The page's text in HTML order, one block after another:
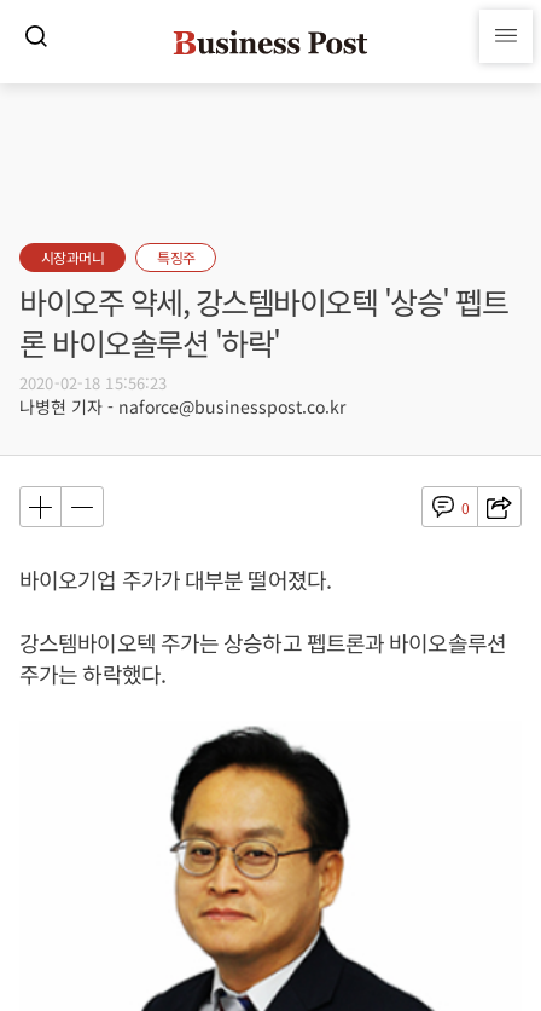
시장과머니 특징주
바이오주 약세, 강스템바이오텍 '상승' 펩트
론 바이오솔루션 '하락'
2020-02-18 15:56:23
나병현 기자 - naforce@businesspost.co.kr
0
바이오기업 주가가 대부분 떨어졌다.
강스템바이오텍 주가는 상승하고 펩트론과 바이오솔루션
주가는 하락했다.